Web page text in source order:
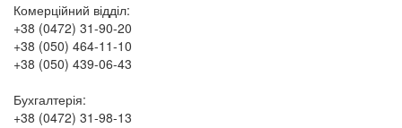
Комерційний відділ:
+38 (0472) 31-90-20
+38 (050) 464-11-10
+38 (050) 439-06-43
Бухгалтерія:
+38 (0472) 31-98-13